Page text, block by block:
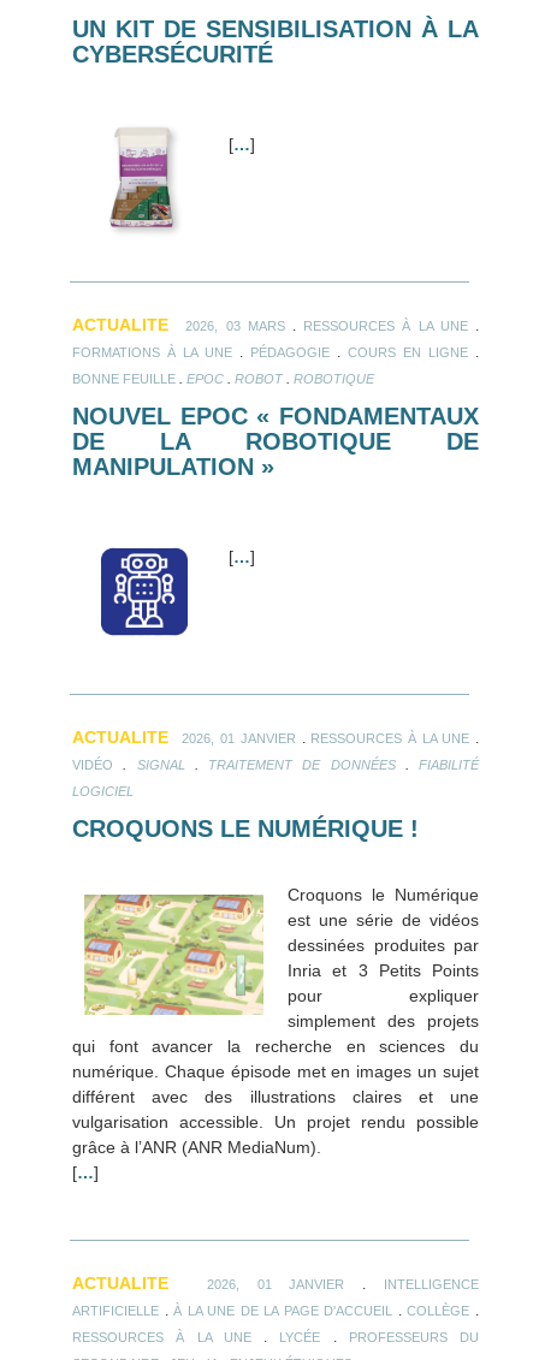
UN KIT DE SENSIBILISATION À LA
CYBERSÉCURITÉ
[…]
ACTUALITE 2026, 03 MARS. RESSOURCES À LA UNE.
FORMATIONS À LA UNE PÉDAGOGIE COURS EN LIGNE
BONNE FEUILLE EPOC ROBOT. ROBOTIQUE
NOUVEL EPOC « FONDAMENTAUX
DE LA ROBOTIQUE DE
MANIPULATION »
[…]
ACTUALITE 2026, 01 JANVIER RESSOURCES À LA UNE
VIDÉO SIGNAL TRAITEMENT DE DONNÉES. FIABILITÉ
LOGICIEL
CROQUONS LE NUMÉRIQUE !
Croquons le Numérique
est une série de vidéos
dessinées produites par
Inria et 3 Petits Points
pour expliquer
simplement des projets
qui font avancer la recherche en sciences du
numérique. Chaque épisode met en images un sujet
différent avec des illustrations claires et une
vulgarisation accessible. Un projet rendu possible
grâce à l’ANR (ANR MediaNum).
[…]
ACTUALITE 2026, 01 JANVIER
INTELLIGENCE
ARTIFICIELLE .À LA UNE DE LA PAGE D'ACCUEIL .COLLÈGE
RESSOURCES À LA UNE. LYCÉE
PROFESSEURS DU